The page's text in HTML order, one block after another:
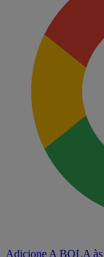
Adicione A BOLA às